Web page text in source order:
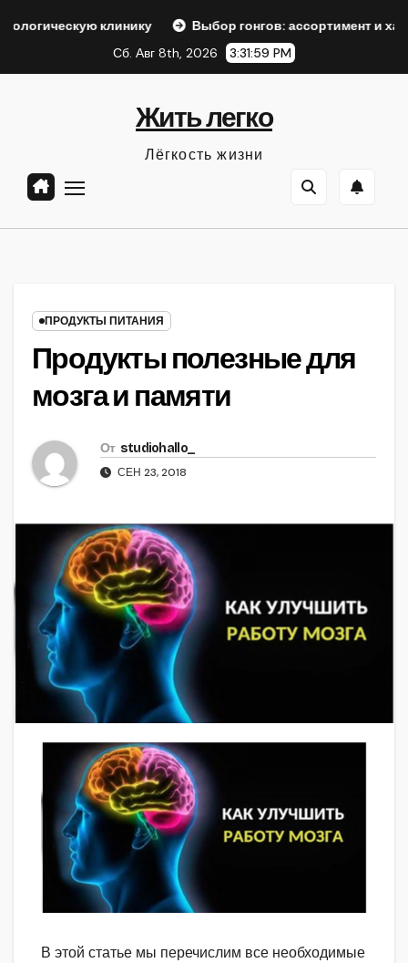
Выбор гонгов: ассортимент и характеристики
Сб. Авг 8th, 2026
3:32:01 PM
Жить легко
Лёгкость жизни
ПРОДУКТЫ ПИТАНИЯ
Продукты полезные для
мозга и памяти
От studiohallo_
СЕН 23, 2018
В этой статье мы перечислим все необходимые